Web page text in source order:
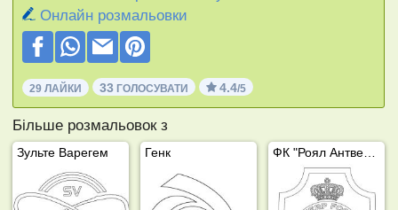
Онлайн розмальовки
29 ЛАЙКИ 33 ГОЛОСУВАТИ 4.4/5
Більше розмальовок з
Зульте Варегем Генк